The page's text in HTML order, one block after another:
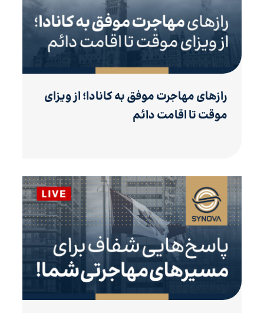
رازهای مهاجرت موفق به کانادا؛ از ویزای
موقت تا اقامت دائم